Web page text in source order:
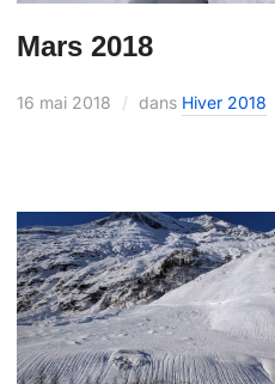
Mars 2018
16 mai 2018 dans Hiver 2018